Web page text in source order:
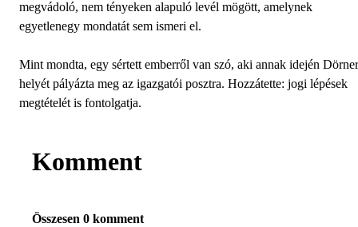
megvádoló, nem tényeken alapuló levél mögött, amelynek
egyetlenegy mondatát sem ismeri el.
Mint mondta, egy sértett emberről van szó, aki annak idején Dörner
helyét pályázta meg az igazgatói posztra. Hozzátette: jogi lépések
megtételét is fontolgatja.
Komment
Összesen 0 komment